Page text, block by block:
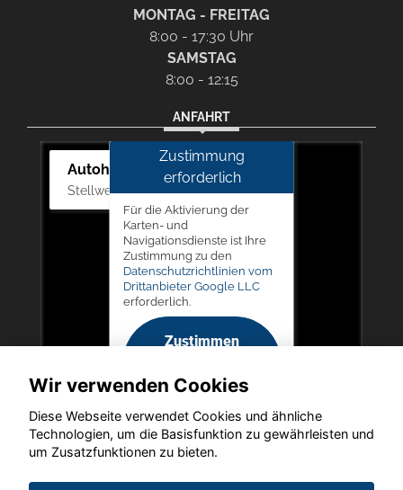
MONTAG - FREITAG
8:00 - 17:30 Uhr
SAMSTAG
8:00 - 12:15
ANFAHRT
Autohaus Picker
Stellwerk 5, 57368 Lennestadt
Zustimmung
erforderlich
Für die Aktivierung der
Karten- und
Navigationsdienste ist Ihre
Zustimmung zu den
Datenschutzrichtlinien vom
Drittanbieter Google LLC
erforderlich.
Zustimmen
aktivieren
Wir verwenden Cookies
Diese Webseite verwendet Cookies und ähnliche
Technologien, um die Basisfunktion zu gewährleisten und
um Zusatzfunktionen zu bieten.